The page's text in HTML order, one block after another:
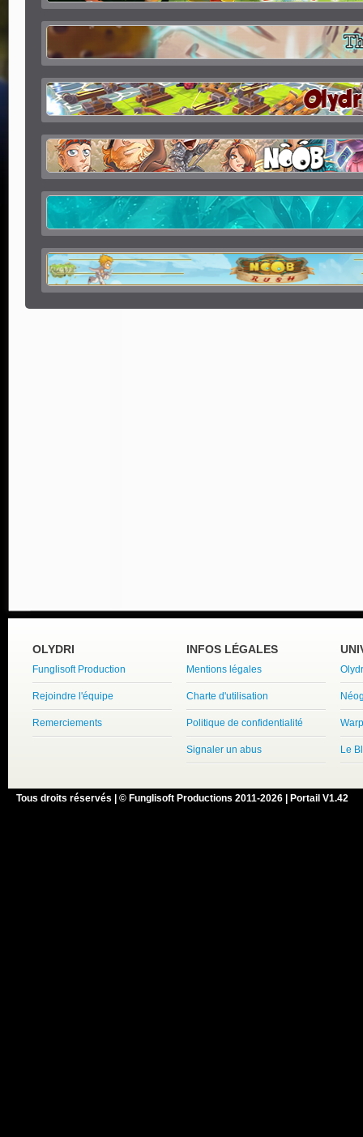
OLYDRI
Funglisoft Production
Rejoindre l'équipe
Remerciements
INFOS LÉGALES
Mentions légales
Charte d'utilisation
Politique de confidentialité
Signaler un abus Le
Tous droits réservés | © Funglisoft Productions 2011-2026 | Portail V1.42